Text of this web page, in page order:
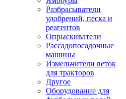
Разбрасыватели
удобрений, песка и
реагентов
Опрыскиватели
Рассадопосадочные
машины
Измельчители веток
для тракторов
Другое
Оборудование для